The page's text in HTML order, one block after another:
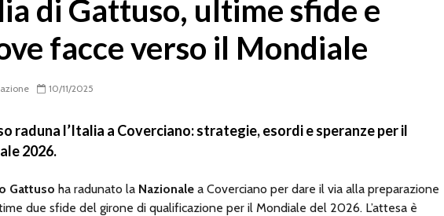
di Gattuso, ultime sfide e
facce verso il Mondiale
10/11/2025
raduna l’Italia a Coverciano: strategie, esordi e speranze per il
2026.
Gattuso ha radunato la Nazionale a Coverciano per dare il via alla preparazione
due sfide del girone di qualificazione per il Mondiale del 2026. L’attesa è